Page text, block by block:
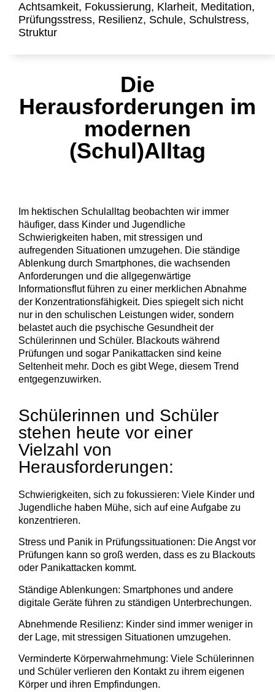
Achtsamkeit, Fokussierung, Klarheit, Meditation,
Prüfungsstress, Resilienz, Schule, Schulstress,
Struktur
Die
Herausforderungen im
modernen
(Schul)Alltag
Im hektischen Schulalltag beobachten wir immer
häufiger, dass Kinder und Jugendliche
Schwierigkeiten haben, mit stressigen und
aufregenden Situationen umzugehen. Die ständige
Ablenkung durch Smartphones, die wachsenden
Anforderungen und die allgegenwärtige
Informationsflut führen zu einer merklichen Abnahme
der Konzentrationsfähigkeit. Dies spiegelt sich nicht
nur in den schulischen Leistungen wider, sondern
belastet auch die psychische Gesundheit der
Schülerinnen und Schüler. Blackouts während
Prüfungen und sogar Panikattacken sind keine
Seltenheit mehr. Doch es gibt Wege, diesem Trend
entgegenzuwirken.
Schülerinnen und Schüler
stehen heute vor einer
Vielzahl von
Herausforderungen:
Schwierigkeiten, sich zu fokussieren: Viele Kinder und
Jugendliche haben Mühe, sich auf eine Aufgabe zu
konzentrieren.
Stress und Panik in Prüfungssituationen: Die Angst vor
Prüfungen kann so groß werden, dass es zu Blackouts
oder Panikattacken kommt.
Ständige Ablenkungen: Smartphones und andere
digitale Geräte führen zu ständigen Unterbrechungen.
Abnehmende Resilienz: Kinder sind immer weniger in
der Lage, mit stressigen Situationen umzugehen.
Verminderte Körperwahrnehmung: Viele Schülerinnen
und Schüler verlieren den Kontakt zu ihrem eigenen
Körper und ihren Empfindungen.